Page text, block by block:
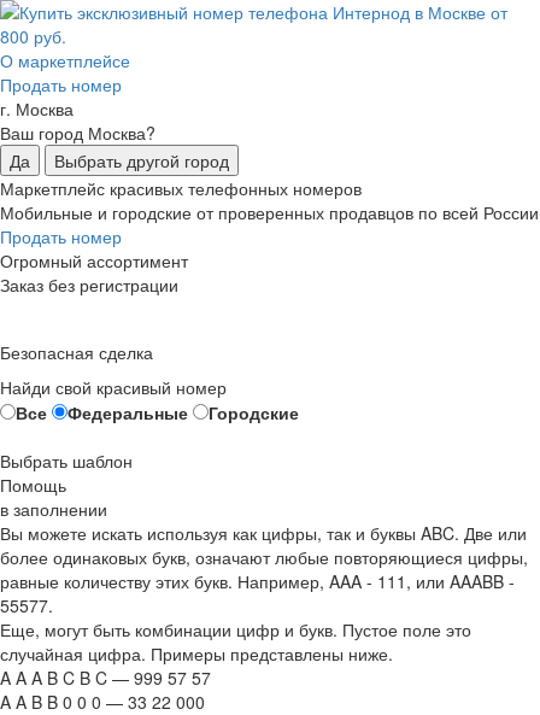
О маркетплейсе
Продать номер
г. Москва
Ваш город Москва?
Да
Выбрать другой город
Маркетплейс красивых телефонных номеров
Мобильные и городские от проверенных продавцов по всей России
Продать номер
Огромный ассортимент
Заказ без регистрации
Безопасная сделка
Найди свой красивый номер
Все
Федеральные
Городские
Выбрать шаблон
Помощь
в заполнении
Вы можете искать используя как цифры, так и буквы ABC. Две или
более одинаковых букв, означают любые повторяющиеся цифры,
равные количеству этих букв. Например, AAA - 111 , или AAABB -
55577.
Еще, могут быть комбинации цифр и букв. Пустое поле это
случайная цифра. Примеры представлены ниже.
A A A B C B C — 999 57 57
A A B B 0 0 0 — 33 22 000